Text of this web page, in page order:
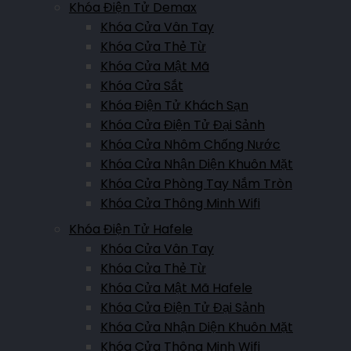
Showroom Bắc Giang
Nguyễn Văn Cừ, P. Ngô Quyền, Tp Bắc Giang
0911.007.365
Showroom Lào Cai
Hoàng Liên, P.Kim Tân, TP.Lào Cai, Lào Cai
0961.007.365
Showroom Lai Châu
Đường Võ Nguyên Giáp, Quyết Thắng, Lai Châu, Việt Nam
0911.007.365
Showroom Yên Bái
Khóa Điện Tử Demax
Khóa Cửa Vân Tay
Khóa Cửa Thẻ Từ
Khóa Cửa Mật Mã
Khóa Cửa Sắt
Khóa Điện Tử Khách Sạn
Khóa Cửa Điện Tử Đại Sảnh
Khóa Cửa Nhôm Chống Nước
Khóa Cửa Nhận Diện Khuôn Mặt
Khóa Cửa Phòng Tay Nắm Tròn
Khóa Cửa Thông Minh Wifi
Khóa Điện Tử Hafele
Khóa Cửa Vân Tay
Khóa Cửa Thẻ Từ
Khóa Cửa Mật Mã Hafele
Khóa Cửa Điện Tử Đại Sảnh
Khóa Cửa Nhận Diện Khuôn Mặt
Khóa Cửa Thông Minh Wifi